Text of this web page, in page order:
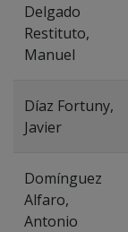
Delgado
Restituto,
Manuel
Díaz Fortuny,
Javier
Domínguez
Alfaro,
Antonio